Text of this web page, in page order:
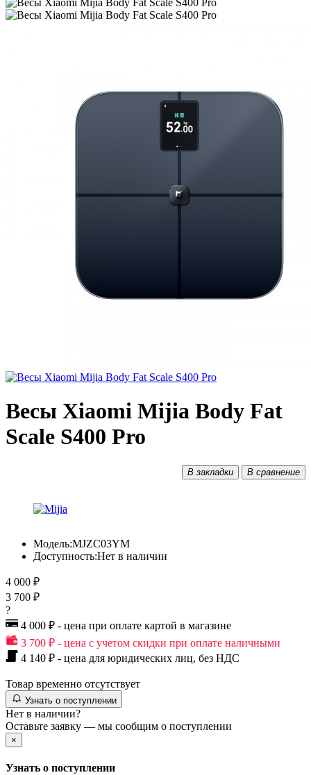
Весы Xiaomi Mijia Body Fat
Scale S400 Pro
В закладки В сравнение
Модель:MJZC03YM
Доступность:Нет в наличии
4 000 ₽
3 700 ₽
?
4 000 ₽ - цена при оплате картой в магазине
3 700 ₽ - цена с учетом скидки при оплате наличными
4 140 ₽ - цена для юридических лиц, без НДС
Товар временно отсутствует
Узнать о поступлении
Нет в наличии?
Оставьте заявку — мы сообщим о поступлении
×
Узнать о поступлении